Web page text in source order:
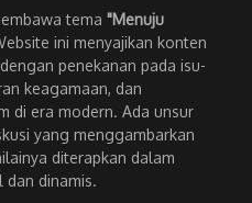
tema "Menuju
ini menyajikan konten
penekanan pada isu-
keagamaan, dan
di era modern. Ada unsur
yang menggambarkan
diterapkan dalam
dinamis.